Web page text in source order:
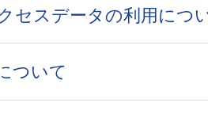
セスデータの利用につ
ついて